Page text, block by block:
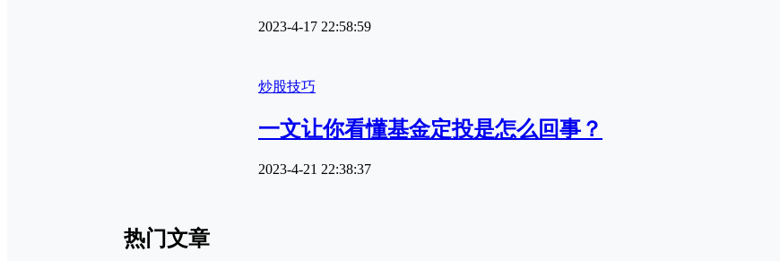
2023-4-17 22:58:59
炒股技巧
一文让你看懂基金定投是怎么回事？
2023-4-21 22:38:37
热门文章